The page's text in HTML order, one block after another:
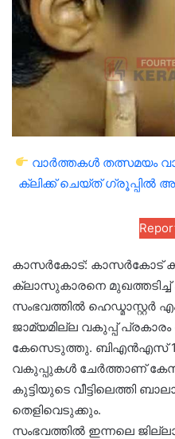
വാർത്തകൾ തത്സമയം
ക്ലിക്ക് ചെയ്ത് ഗ്രൂപ്പിൽ
കാസർകോട്: കാസർകോട്
ക്ലാസുകാരനെ മുഖത്തടിച്ച്
സംഭവത്തിൽ ഹെഡ്മാസ്റ്റർ
ജാമ്യമില്ല വകുപ്പ്
കേസെടുത്തു. ബിഎന്‍എസ്
വകുപ്പുകൾ ചേര്‍ത്താണ്
കുട്ടിയുടെ വീട്ടിലെത്തി
തെളിവെടുക്കും.
സംഭവത്തില്‍ ഇന്നലെ